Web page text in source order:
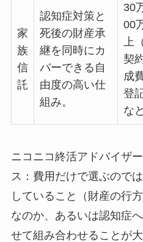
家
族
信
託
認知症対策と
死後の財産承
継を同時にカ
バーできる自
由度の高い仕
組み。
30
00
上
契
成
登
な
ニコニコ終活アドバイザ
ス：費用だけで選ぶので
していること（財産の行
なのか、あるいは認知症
せて組み合わせることが大